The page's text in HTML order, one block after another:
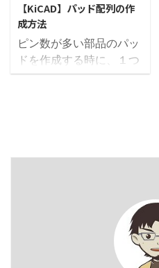
位置情報が記されたファ
イルになります。 POSフ
ァイルの出力方法
KiCADでは「Pcbnew」
ファイルの中身 POSファ
【KiCAD】パッド配列の作
成方法
ピン数が多い部品のパッ
ドを作成する時に、１つ
ずつパッドを配置するの
ン数の多いマイコンやコ
ットプリントの作り方の
詳細はこちらを参照して
ください。 SOPタイプの
パッド配列 Arduino（ア